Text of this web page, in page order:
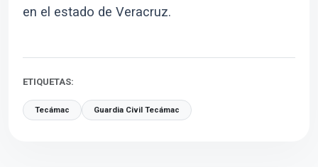
en el estado de Veracruz.
ETIQUETAS:
Tecámac Guardia Civil Tecámac